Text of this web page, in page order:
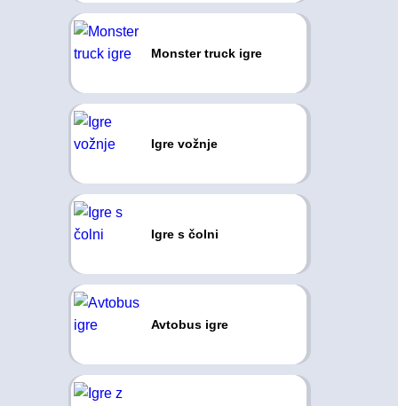
Monster truck igre
Igre vožnje
Igre s čolni
Avtobus igre